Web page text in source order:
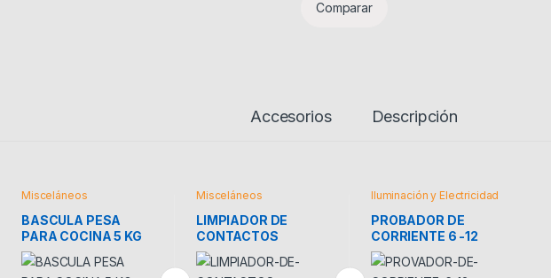
Comparar
Accesorios Descripción
Misceláneos
BASCULA PESA
PARA COCINA 5 KG
TRUPER BASE-SE
Misceláneos
LIMPIADOR DE
CONTACTOS
ELECTRONICOS
ABRO
Iluminación y Electricidad
PROBADOR DE
CORRIENTE 6 -12
VOLTS TRUPER